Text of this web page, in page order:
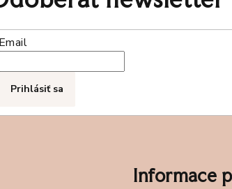
Email
Prihlásiť sa
Informace